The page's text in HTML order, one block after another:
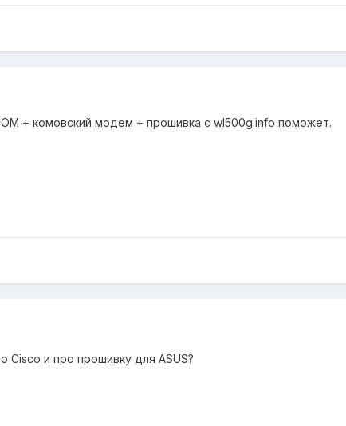
+ комовский модем + прошивка с wl500g.info поможет.
и про прошивку для ASUS?